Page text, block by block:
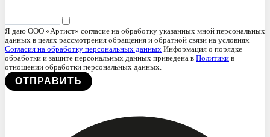
Я даю ООО «Артист» согласие на обработку указанных мной персональных
данных в целях рассмотрения обращения и обратной связи на условиях
Согласия на обработку персональных данных Информация о порядке
обработки и защите персональных данных приведена в Политики в
отношении обработки персональных данных.